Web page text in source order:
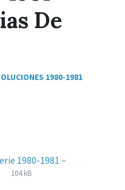
De
1980-1981
1980-1981 –
Extensiones
pdf
Tamaño
104 kB